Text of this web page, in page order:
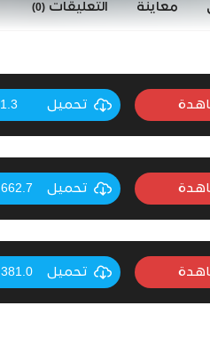
معاينة التعليقات (0)
تحميل 1.3 GB
تحميل 662.7 MB
تحميل 381.0 MB